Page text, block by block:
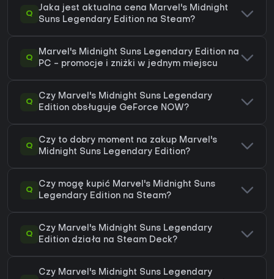
Q
Jaka jest aktualna cena Marvel's Midnight
Suns Legendary Edition na Steam?
Q
Marvel's Midnight Suns Legendary Edition na
PC - promocje i zniżki w jednym miejscu
Q
Czy Marvel's Midnight Suns Legendary
Edition obsługuje GeForce NOW?
Q
Czy to dobry moment na zakup Marvel's
Midnight Suns Legendary Edition?
Q
Czy mogę kupić Marvel's Midnight Suns
Legendary Edition na Steam?
Q
Czy Marvel's Midnight Suns Legendary
Edition działa na Steam Deck?
Czy Marvel's Midnight Suns Legendary